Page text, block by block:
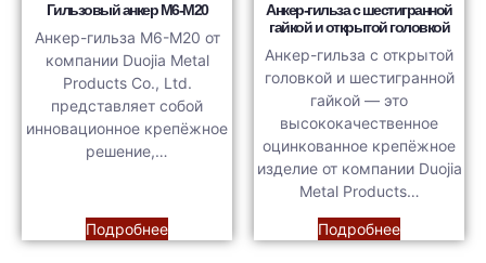
Гильзовый анкер M6-M20
Анкер-гильза M6-M20 от
компании Duojia Metal
Products Co., Ltd.
представляет собой
инновационное крепёжное
решение,…
Подробнее
Анкер-гильза с шестигранной
гайкой и открытой головкой
Анкер-гильза с открытой
головкой и шестигранной
гайкой — это
высококачественное
оцинкованное крепёжное
изделие от компании Duojia
Metal Products…
Подробнее